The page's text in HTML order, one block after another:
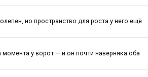
но пространство для роста у него ещё
момента у ворот — и он почти наверняка оба